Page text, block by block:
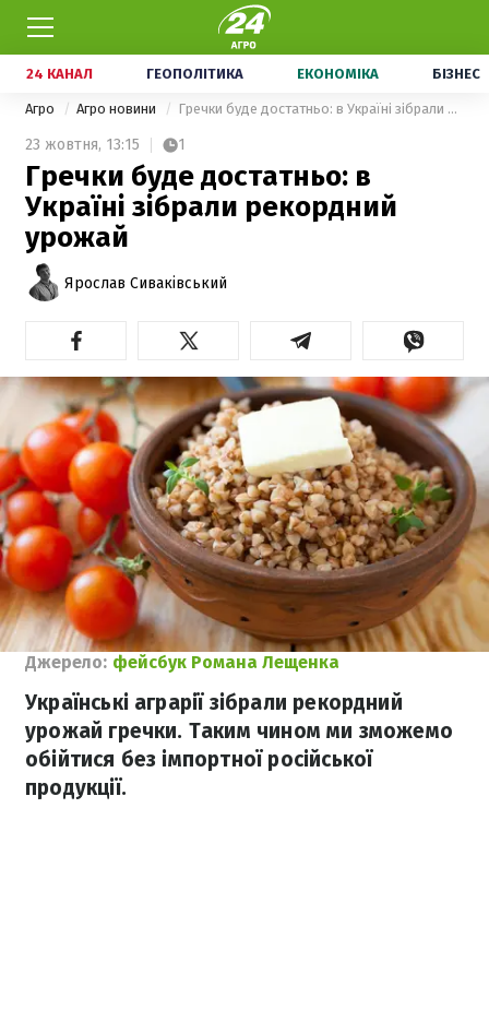
24 КАНАЛ ГЕОПОЛІТИКА ЕКОНОМІКА БІЗНЕС
Агро Агро новини Гречки буде достатньо: в Україні зібрали рекордний урожай
23 жовтня, 13:15 1
Гречки буде достатньо: в
Україні зібрали рекордний
урожай
Ярослав Сиваківський
Джерело: фейсбук Романа Лещенка
Українські аграрії зібрали рекордний
урожай гречки. Таким чином ми зможемо
обійтися без імпортної російської
продукції.